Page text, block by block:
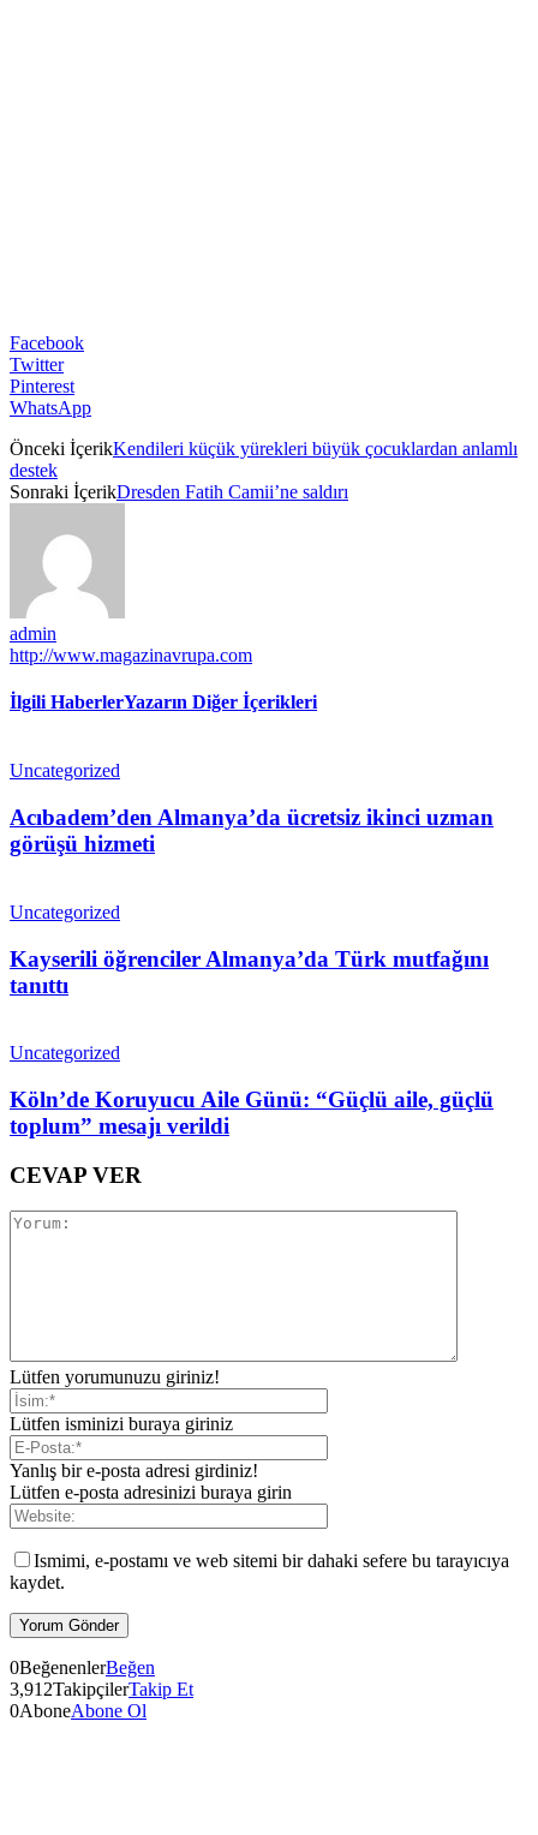
Facebook
Twitter
Pinterest
WhatsApp
Önceki İçerikKendileri küçük yürekleri büyük çocuklardan anlamlı
destek
Sonraki İçerikDresden Fatih Camii’ne saldırı
admin
http://www.magazinavrupa.com
İlgili HaberlerYazarın Diğer İçerikleri
Uncategorized
Acıbadem’den Almanya’da ücretsiz ikinci uzman
görüşü hizmeti
Uncategorized
Kayserili öğrenciler Almanya’da Türk mutfağını
tanıttı
Uncategorized
Köln’de Koruyucu Aile Günü: “Güçlü aile, güçlü
toplum” mesajı verildi
CEVAP VER
Lütfen yorumunuzu giriniz!
Lütfen isminizi buraya giriniz
Yanlış bir e-posta adresi girdiniz!
Lütfen e-posta adresinizi buraya girin
Ismimi, e-postamı ve web sitemi bir dahaki sefere bu tarayıcıya
kaydet.
0BeğenenlerBeğen
3,912TakipçilerTakip Et
0AboneAbone Ol